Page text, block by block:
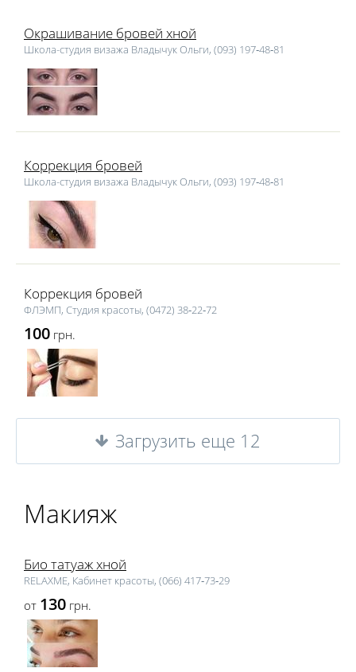
Окрашивание бровей хной
Школа-студия визажа Владычук Ольги, (093) 197‑48‑81
Коррекция бровей
Школа-студия визажа Владычук Ольги, (093) 197‑48‑81
Коррекция бровей
ФЛЭМП, Студия красоты, (0472) 38‑22‑72
100 грн.
Загрузить еще 12
Макияж
Био татуаж хной
RELAXME, Кабинет красоты, (066) 417‑73‑29
от 130 грн.